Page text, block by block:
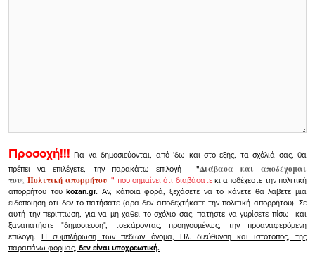
Προσοχή!!! Για να δημοσιεύονται, από 'δω και στο εξής, τα σχόλιά σας, θα
πρέπει να επιλέγετε, την παρακάτω επιλογή
"Διάβασα και αποδέχομαι
τουςΠολιτική απορρήτου" που σημαίνει ότι διαβάσατεκι αποδέχεστε την πολιτική
απορρήτου τουkozan.gr. Αν, κάποια φορά, ξεχάσετε να το κάνετε θα λάβετε μια
ειδοποίηση ότι δεν το πατήσατε (αρα δεν αποδεχτήκατε την πολιτική απορρήτου). Σε
αυτή την περίπτωση, για να μη χαθεί το σχόλιο σας, πατήστε να γυρίσετε πίσω και
ξαναπατήστε "δημοσίευση", τσεκάροντας, προηγουμένως, την προαναφερόμενη
επιλογή.Η συμπλήρωση των πεδίων όνομα, Ηλ. διεύθυνση και ιστότοπος, της
παραπάνω φόρμας, δεν είναι υποχρεωτική.